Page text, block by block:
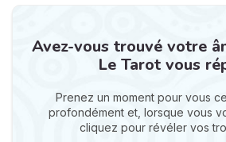
Avez-vous trouvé votre
Le Tarot vous
Prenez un moment pour vous
profondément et, lorsque vous
cliquez pour révéler vos